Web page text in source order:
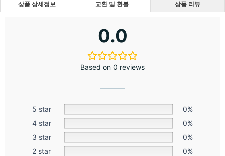
상품 상세정보 교환 및 환불 상품 리뷰
0.0
Based on 0 reviews
5 star
0%
4 star
0%
3 star
0%
2 star
0%